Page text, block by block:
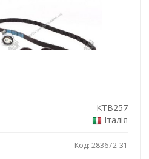
KTB257
Італія
Код: 283672-31